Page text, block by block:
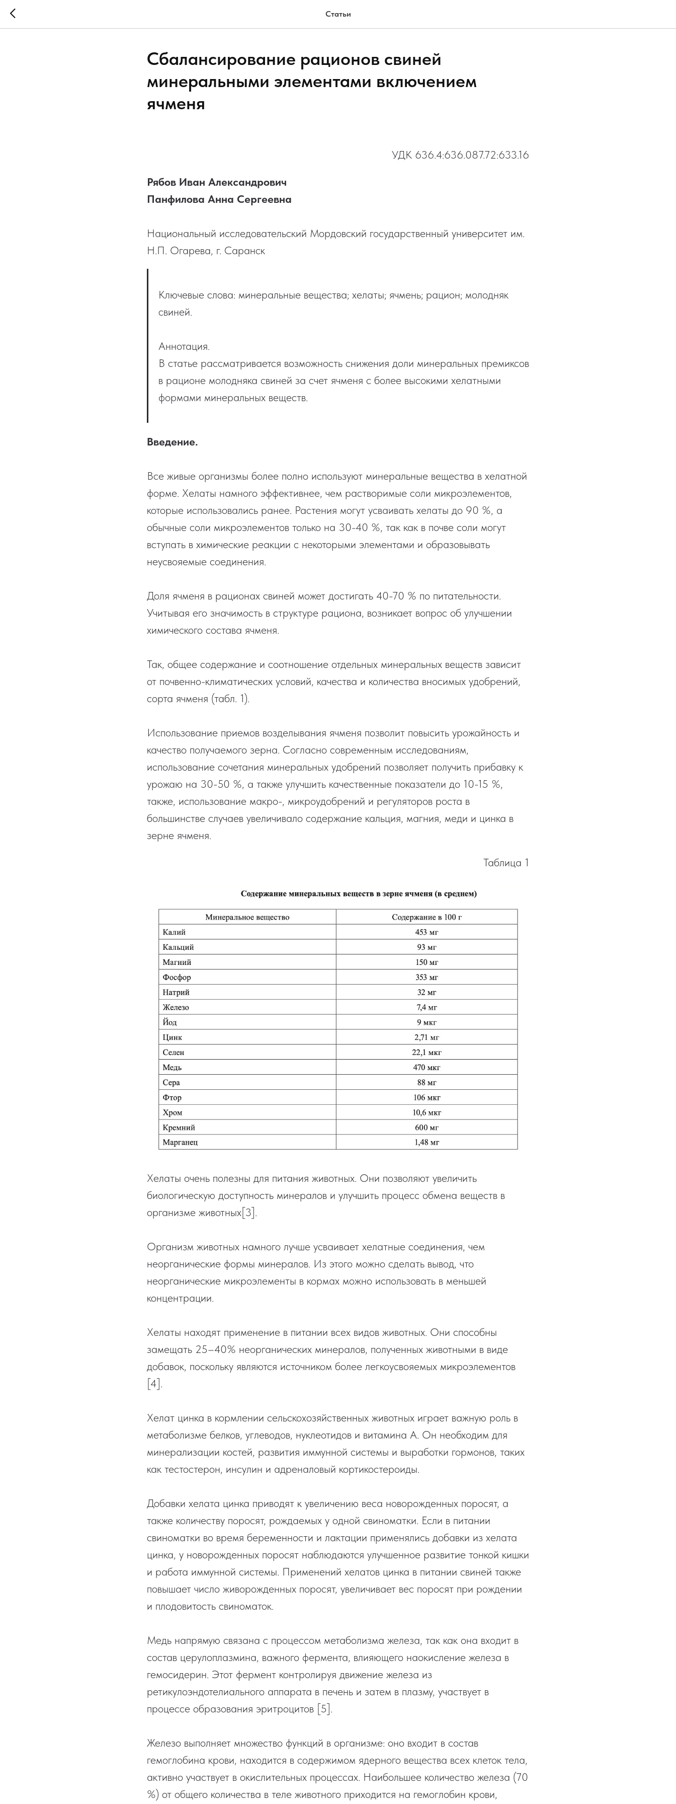
Статьи
Сбалансирование рационов свиней
минеральными элементами включением
ячменя
УДК 636.4:636.087.72:633.16
Рябов Иван Александрович
Панфилова Анна Сергеевна
Национальный исследовательский Мордовский государственный университет им.
Н.П. Огарева, г. Саранск
Ключевые слова: минеральные вещества; хелаты; ячмень; рацион; молодняк
свиней.
Аннотация.
В статье рассматривается возможность снижения доли минеральных премиксов
в рационе молодняка свиней за счет ячменя с более высокими хелатными
формами минеральных веществ.
Введение.
Все живые организмы более полно используют минеральные вещества в хелатной
форме. Хелаты намного эффективнее, чем растворимые соли микроэлементов,
которые использовались ранее. Растения могут усваивать хелаты до 90 %, а
обычные соли микроэлементов только на 30-40 %, так как в почве соли могут
вступать в химические реакции с некоторыми элементами и образовывать
неусвояемые соединения.
Доля ячменя в рационах свиней может достигать 40-70 % по питательности.
Учитывая его значимость в структуре рациона, возникает вопрос об улучшении
химического состава ячменя.
Так, общее содержание и соотношение отдельных минеральных веществ зависит
от почвенно-климатических условий, качества и количества вносимых удобрений,
сорта ячменя (табл. 1).
Использование приемов возделывания ячменя позволит повысить урожайность и
качество получаемого зерна. Согласно современным исследованиям,
использование сочетания минеральных удобрений позволяет получить прибавку к
урожаю на 30-50 %, а также улучшить качественные показатели до 10-15 %,
также, использование макро-, микроудобрений и регуляторов роста в
большинстве случаев увеличивало содержание кальция, магния, меди и цинка в
зерне ячменя.
Таблица 1
Хелаты очень полезны для питания животных. Они позволяют увеличить
биологическую доступность минералов и улучшить процесс обмена веществ в
организме животных[3].
Организм животных намного лучше усваивает хелатные соединения, чем
неорганические формы минералов. Из этого можно сделать вывод, что
неорганические микроэлементы в кормах можно использовать в меньшей
концентрации.
Хелаты находят применение в питании всех видов животных. Они способны
замещать 25–40% неорганических минералов, полученных животными в виде
добавок, поскольку являются источником более легкоусвояемых микроэлементов
[4].
Хелат цинка в кормлении сельскохозяйственных животных играет важную роль в
метаболизме белков, углеводов, нуклеотидов и витамина А. Он необходим для
минерализации костей, развития иммунной системы и выработки гормонов, таких
как тестостерон, инсулин и адреналовый кортикостероиды.
Добавки хелата цинка приводят к увеличению веса новорожденных поросят, а
также количеству поросят, рождаемых у одной свиноматки. Если в питании
свиноматки во время беременности и лактации применялись добавки из хелата
цинка, у новорожденных поросят наблюдаются улучшенное развитие тонкой кишки
и работа иммунной системы. Применений хелатов цинка в питании свиней также
повышает число живорожденных поросят, увеличивает вес поросят при рождении
и плодовитость свиноматок.
Медь напрямую связана с процессом метаболизма железа, так как она входит в
состав церулоплазмина, важного фермента, влияющего наокисление железа в
гемосидерин. Этот фермент контролируя движение железа из
ретикулоэндотелиального аппарата в печень и затем в плазму, участвует в
процессе образования эритроцитов [5].
Железо выполняет множество функций в организме: оно входит в состав
гемоглобина крови, находится в содержимом ядерного вещества всех клеток тела,
активно участвует в окислительных процессах. Наибольшее количество железа (70
%) от общего количества в теле животного приходится на гемоглобин крови,